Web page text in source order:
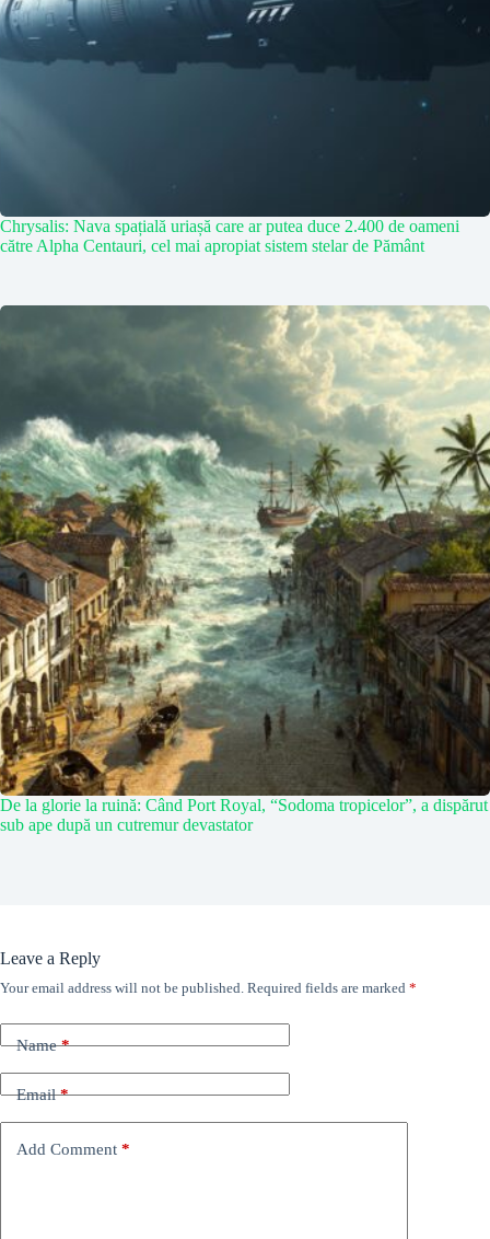
Chrysalis: Nava spațială uriașă care ar putea duce 2.400 de oameni
către Alpha Centauri, cel mai apropiat sistem stelar de Pământ
De la glorie la ruină: Când Port Royal, “Sodoma tropicelor”, a dispărut
sub ape după un cutremur devastator
Leave a Reply
Your email address will not be published. Required fields are marked *
Name*
Email*
Add Comment *